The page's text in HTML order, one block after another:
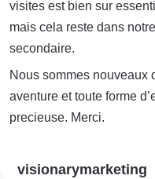
visites est bien sur
mais cela reste dans
secondaire.
Nous sommes nouveaux
aventure et toute forme
precieuse. Merci.
visionarymarketing